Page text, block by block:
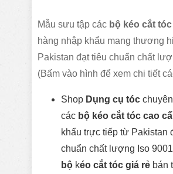
Mẫu sưu tập các bộ kéo cắt
hàng nhập khẩu mang thương
Pakistan đạt tiêu chuẩn chất
(Bấm vào hình để xem chi tiết
Shop Dụng cụ tóc
các bộ kéo cắt tóc cao
khẩu trực tiếp từ Pakistan
chuẩn chất lượng Iso
bộ kéo cắt tóc giá rẻ bán